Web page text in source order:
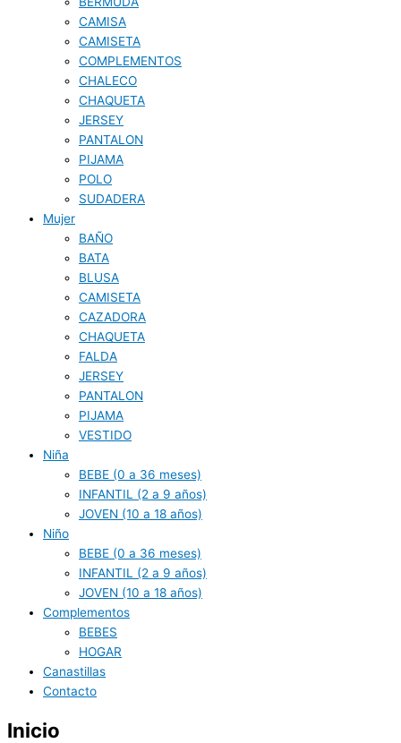
CAMISA
CAMISETA
COMPLEMENTOS
CHALECO
CHAQUETA
JERSEY
PANTALON
PIJAMA
POLO
SUDADERA
Mujer
BAÑO
BATA
BLUSA
CAMISETA
CAZADORA
CHAQUETA
FALDA
JERSEY
PANTALON
PIJAMA
VESTIDO
Niña
BEBE (0 a 36 meses)
INFANTIL (2 a 9 años)
JOVEN (10 a 18 años)
Niño
BEBE (0 a 36 meses)
INFANTIL (2 a 9 años)
JOVEN (10 a 18 años)
Complementos
BEBES
HOGAR
Canastillas
Contacto
Inicio